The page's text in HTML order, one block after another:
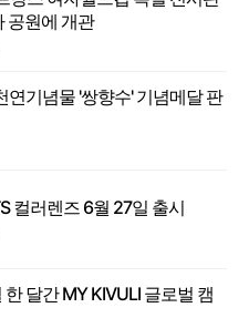
공원에 개관
연기념물 '쌍향수' 기념메달 판
컬러렌즈 6월 27일 출시
달간 MY KIVULI 글로벌 캠